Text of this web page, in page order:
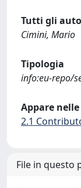
Tutti gli
Cimini, Mario
Tipologia
info:eu-repo/
Appare
2.1
File in questo